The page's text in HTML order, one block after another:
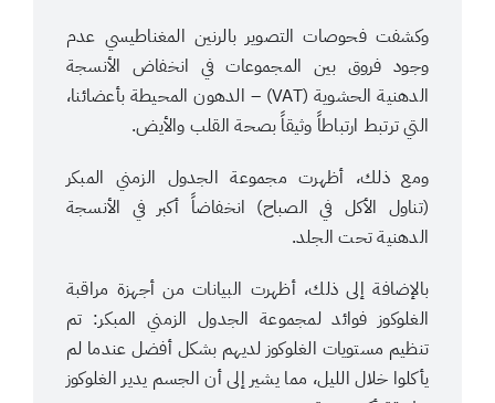
وكشفت فحوصات التصوير بالرنين المغناطيسي عدم
وجود فروق بين المجموعات في انخفاض الأنسجة
الدهنية الحشوية (VAT) – الدهون المحيطة بأعضائنا،
التي ترتبط ارتباطاً وثيقاً بصحة القلب والأيض.
ومع ذلك، أظهرت مجموعة الجدول الزمني المبكر
(تناول الأكل في الصباح) انخفاضاً أكبر في الأنسجة
الدهنية تحت الجلد.
بالإضافة إلى ذلك، أظهرت البيانات من أجهزة مراقبة
الغلوكوز فوائد لمجموعة الجدول الزمني المبكر: تم
تنظيم مستويات الغلوكوز لديهم بشكل أفضل عندما لم
يأكلوا خلال الليل، مما يشير إلى أن الجسم يدير الغلوكوز